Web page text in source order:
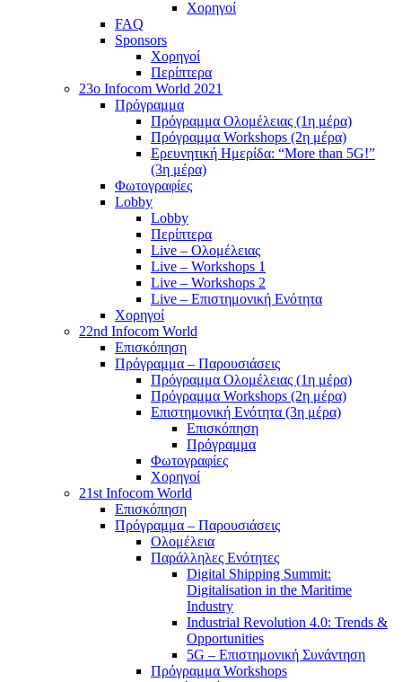
Χορηγοί
FAQ
Sponsors
Χορηγοί
Περίπτερα
23o Infocom World 2021
Πρόγραμμα
Πρόγραμμα Ολομέλειας (1η μέρα)
Πρόγραμμα Workshops (2η μέρα)
Ερευνητική Ημερίδα: “More than 5G!”
(3η μέρα)
Φωτογραφίες
Lobby
Lobby
Περίπτερα
Live – Ολομέλειας
Live – Workshops 1
Live – Workshops 2
Live – Επιστημονική Ενότητα
Χορηγοί
22nd Infocom World
Επισκόπηση
Πρόγραμμα – Παρουσιάσεις
Πρόγραμμα Ολομέλειας (1η μέρα)
Πρόγραμμα Workshops (2η μέρα)
Επιστημονική Ενότητα (3η μέρα)
Επισκόπηση
Πρόγραμμα
Φωτογραφίες
Χορηγοί
21st Infocom World
Επισκόπηση
Πρόγραμμα – Παρουσιάσεις
Ολομέλεια
Παράλληλες Ενότητες
Digital Shipping Summit:
Digitalisation in the Maritime
Industry
Industrial Revolution 4.0: Trends &
Opportunities
5G – Επιστημονική Συνάντηση
Πρόγραμμα Workshops